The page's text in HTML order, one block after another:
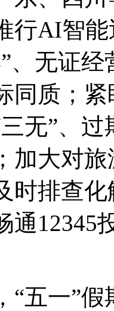
行AI智
、无证
同质；
无”、
加大对
时排查
通12345
“五一”